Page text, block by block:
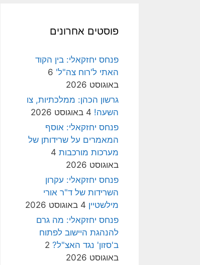
פוסטים אחרונים
פנחס יחזקאלי: בין הקוד
האתי ל'רוח צה"ל' 6
באוגוסט 2026
גרשון הכהן: ממלכתיות, צו
השעה! 4 באוגוסט 2026
פנחס יחזקאלי: אוסף
המאמרים על שרידותן של
מערכות מורכבות 4
באוגוסט 2026
פנחס יחזקאלי: עקרון
השרידות של ד"ר אורי
מילשטיין 4 באוגוסט 2026
פנחס יחזקאלי: מה גרם
להנהגת היישוב לפתוח
ב'סזון' נגד האצ"ל? 2
באוגוסט 2026